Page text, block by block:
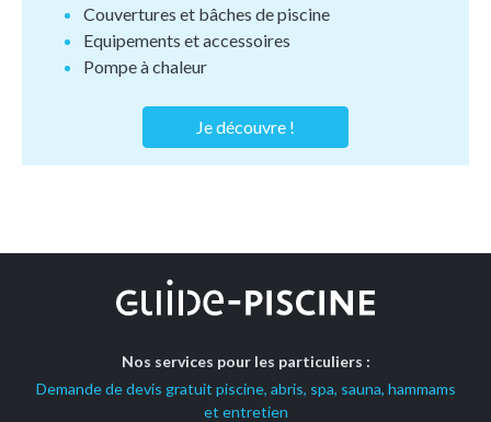
Couvertures et bâches de piscine
Equipements et accessoires
Pompe à chaleur
Je découvre !
Nos services pour les particuliers :
Demande de devis gratuit piscine, abris, spa, sauna, hammams
et entretien